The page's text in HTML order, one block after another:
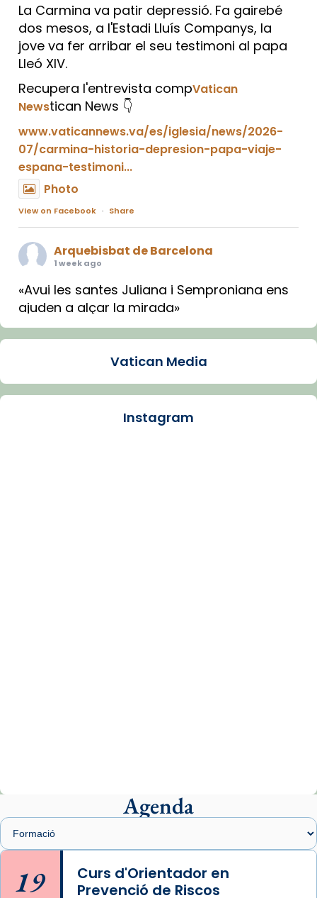
La Carmina va patir depressió. Fa gairebé
dos mesos, a l'Estadi Lluís Companys, la
jove va fer arribar el seu testimoni al papa
Lleó XIV.
Recupera l'entrevista compVatican
Newstican News 👇
www.vaticannews.va/es/iglesia/news/2026-
07/carmina-historia-depresion-papa-viaje-
espana-testimoni...
Photo
View on Facebook · Share
Arquebisbat de Barcelona
1 week ago
«Avui les santes Juliana i Semproniana ens
ajuden a alçar la mirada»
Mons. Sergi Gordo, bisbe de Tortosa, ha
Santes de Mataró.
🔗tinyurl.com/cvu5jmbk
Arquebisbat de Barcelona
2 weeks ago
Memòria de les santes Juliana i
Semproniana, verges i màrtirs.
Acompanyant la història de sant Cugat, a
Vatican Media
Instagram
Agenda
19
Curs d'Orientador en
Prevenció de Riscos